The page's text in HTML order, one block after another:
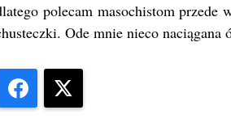
polecam masochistom
Ode mnie nieco naciągana
Facebook